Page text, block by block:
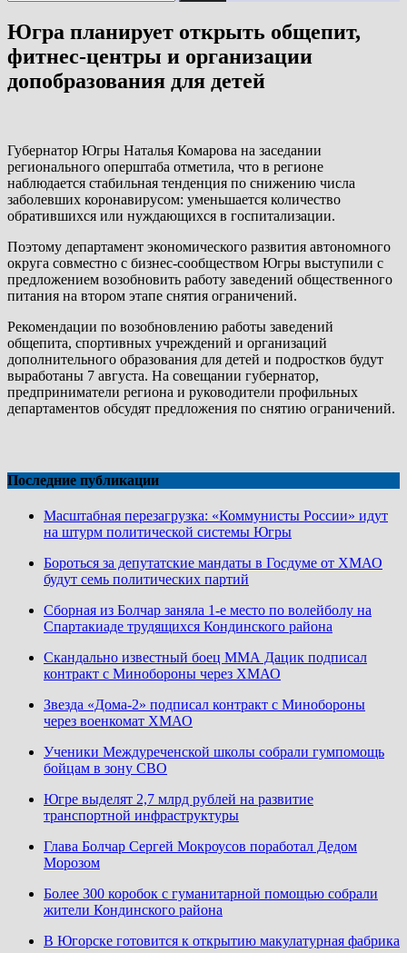
Югра планирует открыть общепит,
фитнес-центры и организации
допобразования для детей
Губернатор Югры Наталья Комарова на заседании
регионального оперштаба отметила, что в регионе
наблюдается стабильная тенденция по снижению числа
заболевших коронавирусом: уменьшается количество
обратившихся или нуждающихся в госпитализации.
Поэтому департамент экономического развития автономного
округа совместно с бизнес-сообществом Югры выступили с
предложением возобновить работу заведений общественного
питания на втором этапе снятия ограничений.
Рекомендации по возобновлению работы заведений
общепита, спортивных учреждений и организаций
дополнительного образования для детей и подростков будут
выработаны 7 августа. На совещании губернатор,
предприниматели региона и руководители профильных
департаментов обсудят предложения по снятию ограничений.
Последние публикации
Масштабная перезагрузка: «Коммунисты России» идут
на штурм политической системы Югры
Бороться за депутатские мандаты в Госдуме от ХМАО
будут семь политических партий
Сборная из Болчар заняла 1-е место по волейболу на
Спартакиаде трудящихся Кондинского района
Скандально известный боец ММА Дацик подписал
контракт с Минобороны через ХМАО
Звезда «Дома-2» подписал контракт с Минобороны
через военкомат ХМАО
Ученики Междуреченской школы собрали гумпомощь
бойцам в зону СВО
Югре выделят 2,7 млрд рублей на развитие
транспортной инфраструктуры
Глава Болчар Сергей Мокроусов поработал Дедом
Морозом
Более 300 коробок с гуманитарной помощью собрали
жители Кондинского района
В Югорске готовится к открытию макулатурная фабрика